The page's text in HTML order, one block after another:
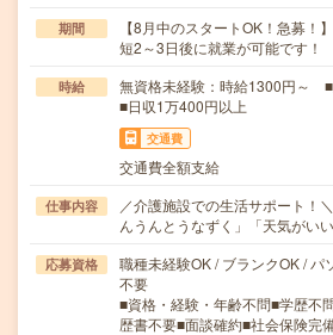
期間
【8月中のスタートOK！急募
短2～3日後に就業が可能です！
時給
無資格未経験：時給1300円～
■日収1万400円以上
交通費
交通費全額支給
仕事内容
／介護施設での生活サポート！
んうんとうなずく」「天気がい
応募資格
職種未経験OK / ブランクOK / パ
不要
■資格・経験・年齢不問■学歴不
歴書不要■面談確約■社会保険完